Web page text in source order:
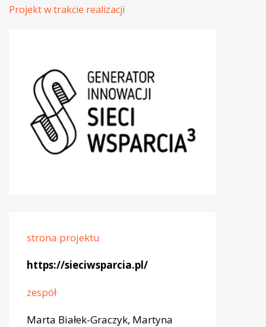
Projekt w trakcie realizacji
strona projektu
https://sieciwsparcia.pl/
zespół
Marta Białek-Graczyk, Martyna